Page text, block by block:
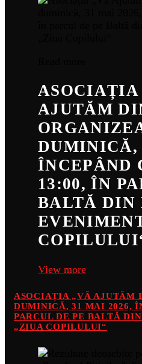
ASOCIAȚIA
AJUTĂM
DUMINICĂ,
ÎNCEPÂND
13:00, ÎN
BALTĂ DIN
View more
ASOCIAȚIA „VĂ AJUTĂM
DUMINICĂ, 31 MAI 2026,
PARCUL DE PE BALTĂ
„ZIUA COPILULUI“